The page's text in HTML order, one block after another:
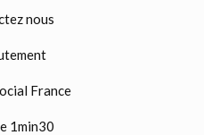
nous
France
1min30